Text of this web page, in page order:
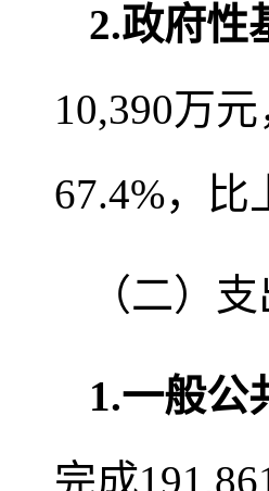
2.政府性
10,390万
67.4%，比
（二）
1.一般公
完成